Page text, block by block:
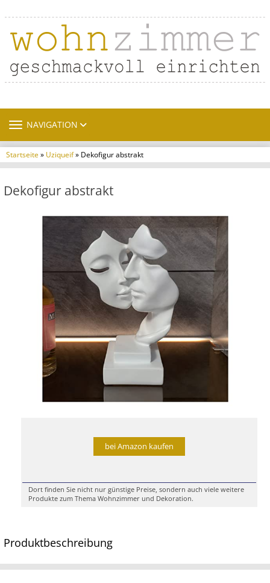
TOGGLE NAVIGATION
NAVIGATION
Startseite» Uziqueif» Dekofigur abstrakt
Dekofigur abstrakt
bei Amazon kaufen
Dort finden Sie nicht nur günstige Preise, sondern auch viele weitere
Produkte zum Thema Wohnzimmer und Dekoration.
Produktbeschreibung